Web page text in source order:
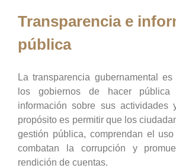
Transparencia e
pública
La transparencia gubernamental
los gobiernos de hacer
información sobre sus actividades
propósito es permitir que los
gestión pública, comprendan el
combatan la corrupción y
rendición de cuentas.